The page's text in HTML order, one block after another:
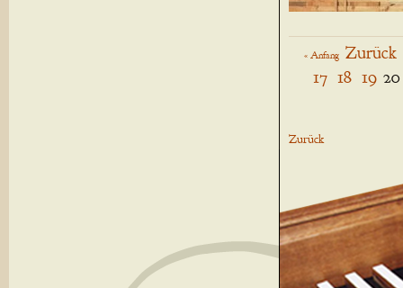
« Anfang Zurück
17 18 19 20
Zurück